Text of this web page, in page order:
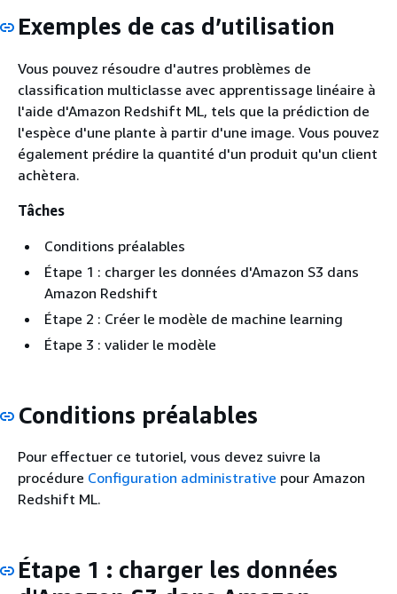
Exemples de cas d’utilisation
Vous pouvez résoudre d'autres problèmes de
classification multiclasse avec apprentissage linéaire à
l'aide d'Amazon Redshift ML, tels que la prédiction de
l'espèce d'une plante à partir d'une image. Vous pouvez
également prédire la quantité d'un produit qu'un client
achètera.
Tâches
Conditions préalables
Étape 1 : charger les données d'Amazon S3 dans
Amazon Redshift
Étape 2 : Créer le modèle de machine learning
Étape 3 : valider le modèle
Conditions préalables
Pour effectuer ce tutoriel, vous devez suivre la
procédure Configuration administrative pour Amazon
Redshift ML.
Étape 1 : charger les données